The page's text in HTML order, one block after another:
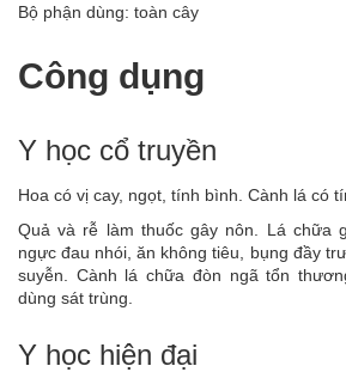
Bộ phận dùng: toàn cây
Công dụng
Y học cổ truyền
Hoa có vị cay, ngọt, tính bình. Cành lá có
Quả và rễ làm thuốc gây nôn. Lá chữa
ngực đau nhói, ăn không tiêu, bụng đầy
suyễn. Cành lá chữa đòn ngã tổn
dùng sát trùng.
Y học hiện đại